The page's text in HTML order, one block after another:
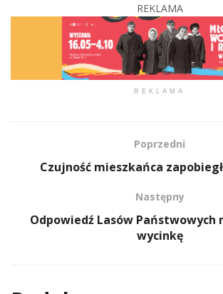
REKLAMA
REKLAMA
Poprzedni
Czujność mieszkańca
Następny
Odpowiedź Lasów Państwowych
wycinkę